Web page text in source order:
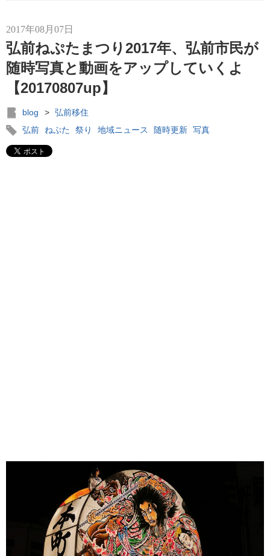
2017年08月07日
弘前ねぷたまつり2017年、弘前市民が
随時写真と動画をアップしていくよ
【20170807up】
blog > 弘前移住
弘前
ねぷた 祭り 地域ニュース 随時更新 写真